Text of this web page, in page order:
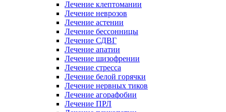
Лечение клептомании
Лечение неврозов
Лечение астении
Лечение бессонницы
Лечение СДВГ
Лечение апатии
Лечение шизофрении
Лечение стресса
Лечение белой горячки
Лечение нервных тиков
Лечение агорафобии
Лечение ПРЛ